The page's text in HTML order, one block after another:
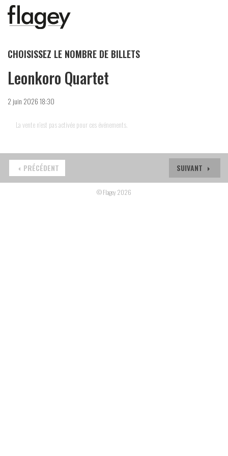
CHOISISSEZ LE NOMBRE DE BILLETS
Leonkoro Quartet
2 juin 2026 18:30
La vente n'est pas activée pour ces événements.
SUIVANT
PRÉCÉDENT
© Flagey 2026